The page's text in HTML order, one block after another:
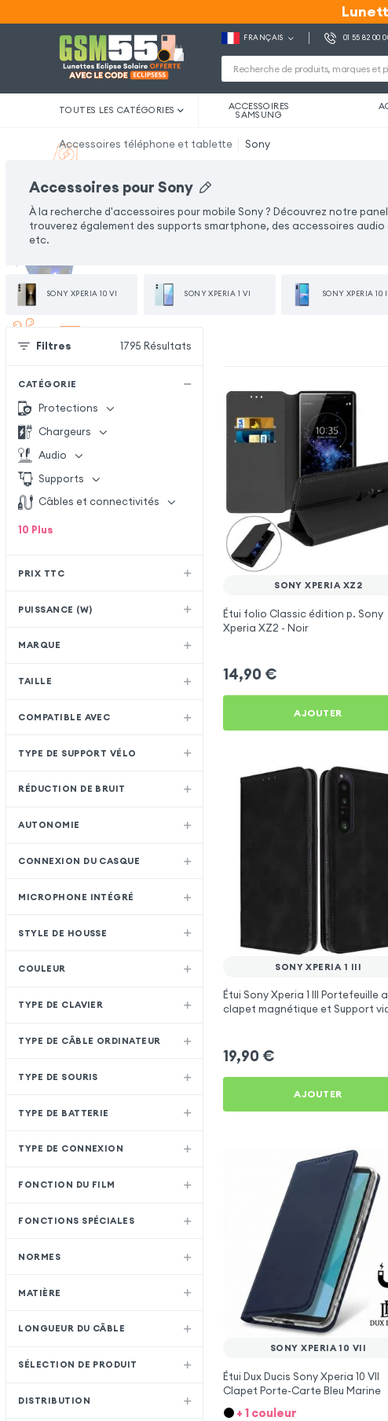
FRANÇAIS 01 55 82 00
TOUTES LES CATÉGORIES ACCESSOIRES
SAMSUNG
Accessoires téléphone et tablette Sony
Accessoires pour Sony
À la recherche d'accessoires pour mobile Sony ? Découvrez notre
trouverez également des supports smartphone, des accessoires
etc.
SONY XPERIA 10 VI SONY XPERIA 1 VI SONY XPERIA 10
Filtres 1795 Résultats
CATÉGORIE
Protections
Chargeurs
Audio
Supports
Câbles et connectivités
10 Plus
PRIX TTC
PUISSANCE (W)
MARQUE
TAILLE
COMPATIBLE AVEC
TYPE DE SUPPORT VÉLO
RÉDUCTION DE BRUIT
AUTONOMIE
CONNEXION DU CASQUE
MICROPHONE INTÉGRÉ
STYLE DE HOUSSE
COULEUR
TYPE DE CLAVIER
TYPE DE CÂBLE ORDINATEUR
TYPE DE SOURIS
TYPE DE BATTERIE
TYPE DE CONNEXION
FONCTION DU FILM
FONCTIONS SPÉCIALES
NORMES
MATIÈRE
LONGUEUR DU CÂBLE
SÉLECTION DE PRODUIT
DISTRIBUTION
SONY XPERIA XZ2
Étui folio Classic édition p. Sony
Xperia XZ2 - Noir
14,90 €
AJOUTER
SONY XPERIA 1 III
Étui Sony Xperia 1 III Portefeuille
clapet magnétique et Support
19,90 €
AJOUTER
SONY XPERIA 10 VII
Étui Dux Ducis Sony Xperia 10 VII
Clapet Porte-Carte Bleu Marine
+ 1 couleur